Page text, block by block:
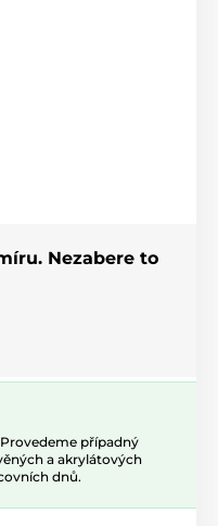
Nezabere to
případný
a akrylátových
dnů.